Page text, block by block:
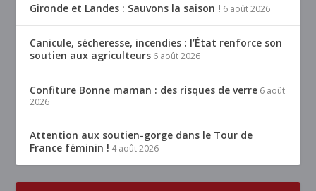
Gironde et Landes : Sauvons la saison ! 6 août 2026
Canicule, sécheresse, incendies : l’État renforce son
soutien aux agriculteurs 6 août 2026
Confiture Bonne maman : des risques de verre 6 août
2026
Attention aux soutien-gorge dans le Tour de
France féminin ! 4 août 2026